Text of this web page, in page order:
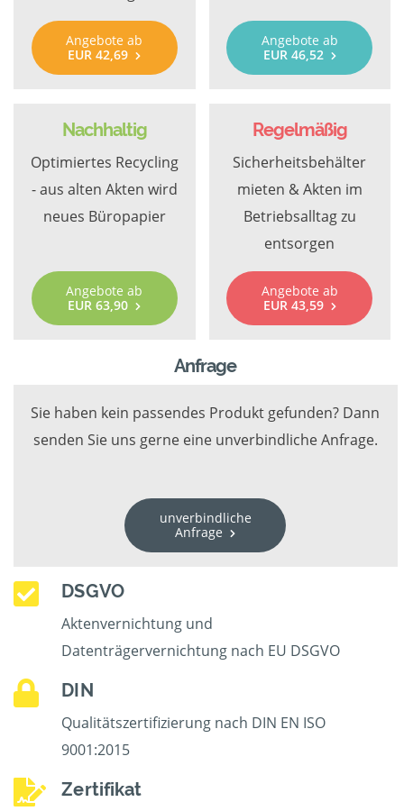
Angebote ab
EUR 42,69
Angebote ab
EUR 46,52
Nachhaltig
Optimiertes Recycling
- aus alten Akten wird
neues Büropapier
Angebote ab
EUR 63,90
Regelmäßig
Sicherheitsbehälter
mieten & Akten im
Betriebsalltag zu
entsorgen
Angebote ab
EUR 43,59
Anfrage
Sie haben kein passendes Produkt gefunden? Dann
senden Sie uns gerne eine unverbindliche Anfrage.
unverbindliche
Anfrage
DSGVO
Aktenvernichtung und
Datenträgervernichtung nach EU DSGVO
DIN
Qualitätszertifizierung nach DIN EN ISO
9001:2015
Zertifikat